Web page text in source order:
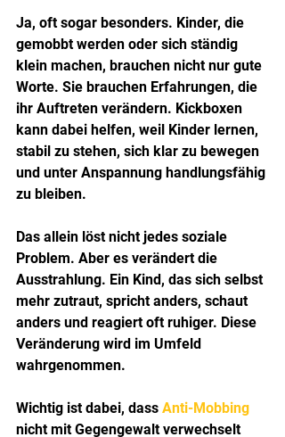
Ja, oft sogar besonders. Kinder, die
gemobbt werden oder sich ständig
klein machen, brauchen nicht nur gute
Worte. Sie brauchen Erfahrungen, die
ihr Auftreten verändern. Kickboxen
kann dabei helfen, weil Kinder lernen,
stabil zu stehen, sich klar zu bewegen
und unter Anspannung handlungsfähig
zu bleiben.
Das allein löst nicht jedes soziale
Problem. Aber es verändert die
Ausstrahlung. Ein Kind, das sich selbst
mehr zutraut, spricht anders, schaut
anders und reagiert oft ruhiger. Diese
Veränderung wird im Umfeld
wahrgenommen.
Wichtig ist dabei, dass Anti-Mobbing
nicht mit Gegengewalt verwechselt